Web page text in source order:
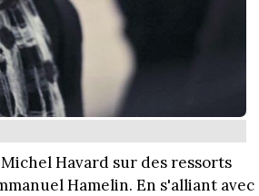
Havard sur des ressorts
Hamelin. En s'alliant avec